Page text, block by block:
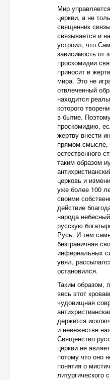
Мир
церкви, а не
священник
связывается и
устроил, что
зависимость от
проскомидии
приносит в
мира. Это не
отвлеченный
находится
которого
в бытие.
проскомидию,
жертву внести
прямом смысле,
естественного
таким образом
церковь и
уже более 100
своими
действие
народа
русскую
Русь. И тем
безграничная
инфернальных
увял,
остановился.
Таким образом,
весь этот
чудовищная
держится
и невежестве
Священство
церкви не
потому что оно
понятия о
литургического